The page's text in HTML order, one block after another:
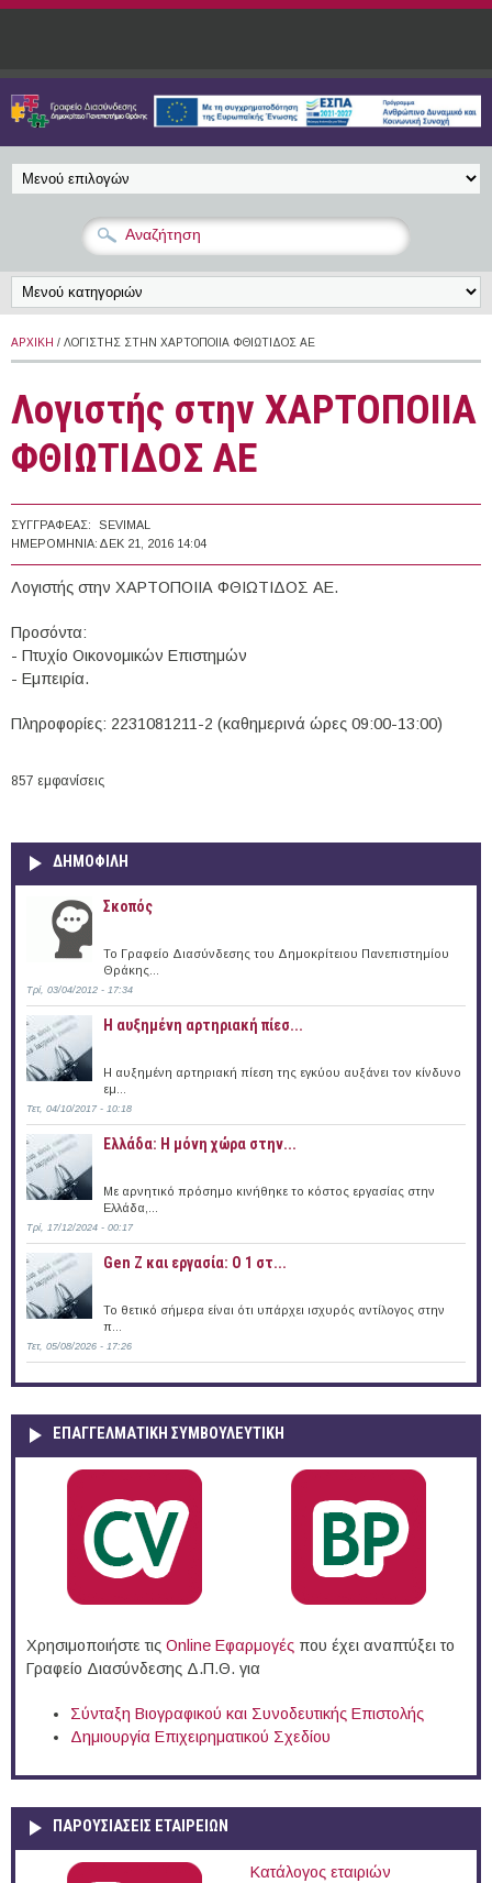
Παράκαμψη προς το κυρίως περιεχόμενο
ΑΡΧΙΚΉ / ΛΟΓΙΣΤΉΣ ΣΤΗΝ ΧΑΡΤΟΠΟΙΙΑ ΦΘΙΩΤΙΔΟΣ ΑΕ
Λογιστής στην ΧΑΡΤΟΠΟΙΙΑ
ΦΘΙΩΤΙΔΟΣ ΑΕ
ΣΥΓΓΡΑΦΈΑΣ:
SEVIMAL
ΗΜΕΡΟΜΗΝΊΑ: ΔΕΚ 21, 2016 14:04
Λογιστής στην ΧΑΡΤΟΠΟΙΙΑ ΦΘΙΩΤΙΔΟΣ ΑΕ.
Προσόντα:
- Πτυχίο Οικονομικών Επιστημών
- Εμπειρία.
Πληροφορίες: 2231081211-2 (καθημερινά ώρες 09:00-13:00)
857 εμφανίσεις
ΔΗΜΟΦΙΛΗ
Σκοπός
Το Γραφείο Διασύνδεσης του Δημοκρίτειου Πανεπιστημίου
Θράκης...
Τρί, 03/04/2012 - 17:34
Η αυξημένη αρτηριακή πίεσ...
Η αυξημένη αρτηριακή πίεση της εγκύου αυξάνει τον κίνδυνο
εμ...
Τετ, 04/10/2017 - 10:18
Ελλάδα: Η μόνη χώρα στην...
Με αρνητικό πρόσημο κινήθηκε το κόστος εργασίας στην
Ελλάδα,...
Τρί, 17/12/2024 - 00:17
Gen Z και εργασία: Ο 1 στ...
Το θετικό σήμερα είναι ότι υπάρχει ισχυρός αντίλογος στην
π...
Τετ, 05/08/2026 - 17:26
ΕΠΑΓΓΕΛΜΑΤΙΚΉ ΣΥΜΒΟΥΛΕΥΤΙΚΉ
Χρησιμοποιήστε τις Online Eφαρμογές που έχει αναπτύξει το
Γραφείο Διασύνδεσης Δ.Π.Θ. για
Σύνταξη Βιογραφικού και Συνοδευτικής Επιστολής
Δημιουργία Επιχειρηματικού Σχεδίου
ΠΑΡΟΥΣΙΆΣΕΙΣ ΕΤΑΙΡΕΙΏΝ
Κατάλογος εταιριών